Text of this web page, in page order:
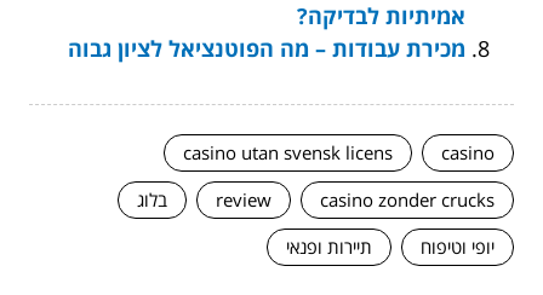
אמיתיות לבדיקה?
מכירת עבודות – מה הפוטנציאל לציון גבוה
casino
casino utan svensk licens
casino zonder crucks
review
בלוג
יופי וטיפוח
תיירות ופנאי